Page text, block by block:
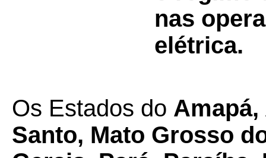
nas
elétrica.
Os Estados do
Santo, Mato Grosso